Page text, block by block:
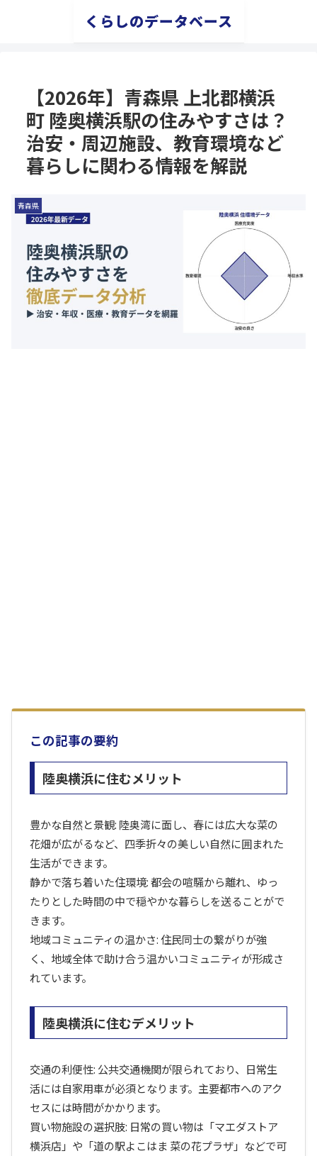
くらしのデータベース
【2026年】青森県 上北郡横浜
町 陸奥横浜駅の住みやすさは？
治安・周辺施設、教育環境など
暮らしに関わる情報を解説
青森県
この記事の要約
陸奥横浜に住むメリット
豊かな自然と景観: 陸奥湾に面し、春には広大な菜の
花畑が広がるなど、四季折々の美しい自然に囲まれた
生活ができます。
静かで落ち着いた住環境: 都会の喧騒から離れ、ゆっ
たりとした時間の中で穏やかな暮らしを送ることがで
きます。
地域コミュニティの温かさ: 住民同士の繋がりが強
く、地域全体で助け合う温かいコミュニティが形成さ
れています。
陸奥横浜に住むデメリット
交通の利便性: 公共交通機関が限られており、日常生
活には自家用車が必須となります。主要都市へのアク
セスには時間がかかります。
買い物施設の選択肢: 日常の買い物は「マエダストア
横浜店」や「道の駅よこはま 菜の花プラザ」などで可